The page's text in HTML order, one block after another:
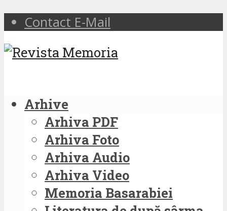
Contact E-Mail
Arhive
Arhiva PDF
Arhiva Foto
Arhiva Audio
Arhiva Video
Memoria Basarabiei